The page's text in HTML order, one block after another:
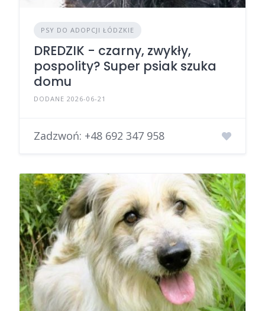
PSY DO ADOPCJI ŁÓDZKIE
DREDZIK - czarny, zwykły,
pospolity? Super psiak szuka
domu
DODANE 2026-06-21
Zadzwoń: +48 692 347 958